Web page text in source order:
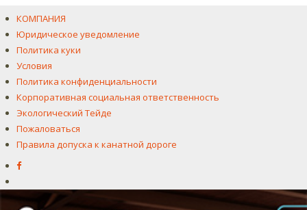
КОМПАНИЯ
Юридическое уведомление
Политика куки
Условия
Политика конфиденциальности
Корпоративная социальная ответственность
Экологический Тейде
Пожаловаться
Правила допуска к канатной дороге